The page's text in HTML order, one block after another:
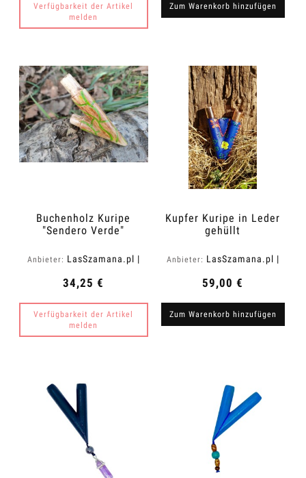
Verfügbarkeit der Artikel
melden
Zum Warenkorb hinzufügen
Buchenholz Kuripe
"Sendero Verde"
Anbieter: LasSzamana.pl |
34,25 €
Verfügbarkeit der Artikel
melden
Kupfer Kuripe in Leder
gehüllt
Anbieter: LasSzamana.pl |
59,00 €
Zum Warenkorb hinzufügen